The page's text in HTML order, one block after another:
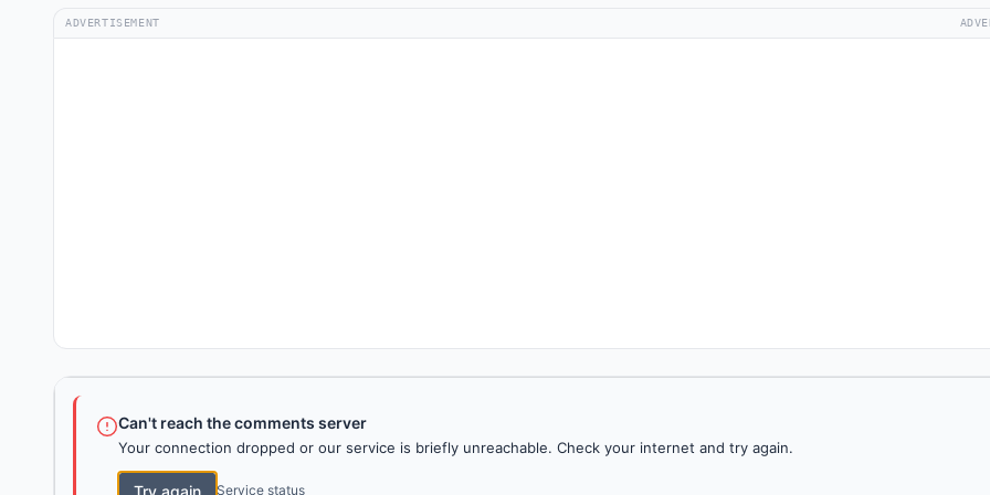
ADVERTISEMENT
Can't reach the comments server
Your connection dropped or our service is briefly unreachable. Check your internet and try again.
Try again Service status